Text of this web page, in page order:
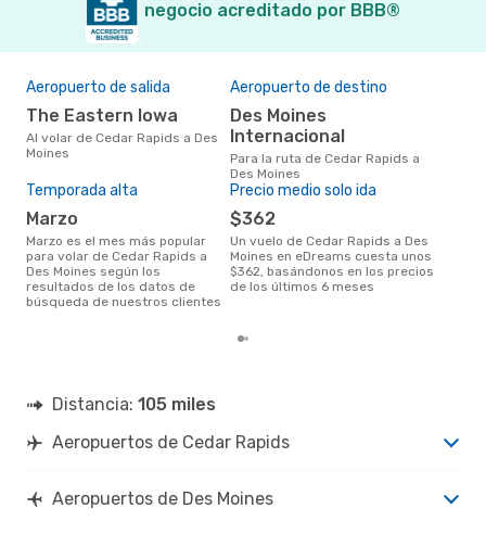
negocio acreditado por BBB®
Aeropuerto de salida
The Eastern Iowa
Al volar de Cedar Rapids a Des
Moines
Aeropuerto de destino
Des Moines
Internacional
Para la ruta de Cedar Rapids a
Des Moines
Temporada alta
marzo
marzo es el mes más popular
para volar de Cedar Rapids a
Des Moines según los
resultados de los datos de
búsqueda de nuestros clientes
Precio medio solo ida
$362
Un vuelo de Cedar Rapids a Des
Moines en eDreams cuesta unos
$362, basándonos en los precios
de los últimos 6 meses
Distancia: 105 miles
Aeropuertos de Cedar Rapids
Aeropuertos de Des Moines